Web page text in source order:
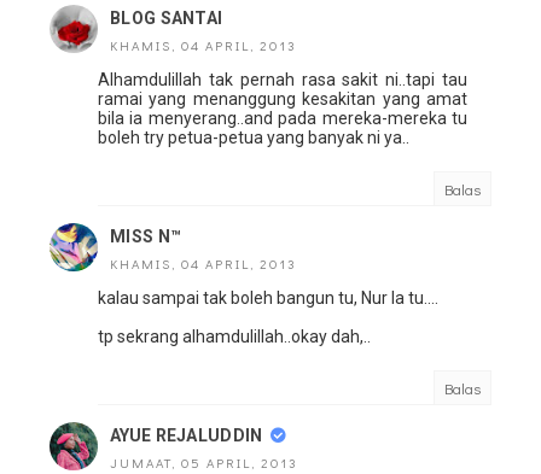
BLOG SANTAI
KHAMIS, 04 APRIL, 2013
Alhamdulillah tak pernah rasa sakit ni..tapi tau
ramai yang menanggung kesakitan yang amat
bila ia menyerang..and pada mereka-mereka tu
boleh try petua-petua yang banyak ni ya..
Balas
MISS N™
KHAMIS, 04 APRIL, 2013
kalau sampai tak boleh bangun tu, Nur la tu....
tp sekrang alhamdulillah..okay dah,..
Balas
AYUE REJALUDDIN
JUMAAT, 05 APRIL, 2013